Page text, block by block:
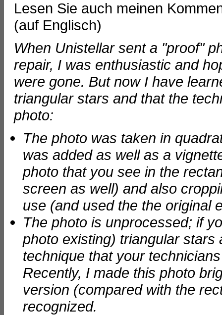
Lesen Sie auch meinen
(auf Englisch)
When Unistellar sent a "proof"
repair, I was enthusiastic and
were gone. But now I have
triangular stars and that the
photo:
The photo was taken in
was added as well as a
photo that you see in the
screen as well) and also
use (and used the the original
The photo is unprocessed; if
photo existing) triangular
technique that your
Recently, I made this photo
version (compared with the
recognized.